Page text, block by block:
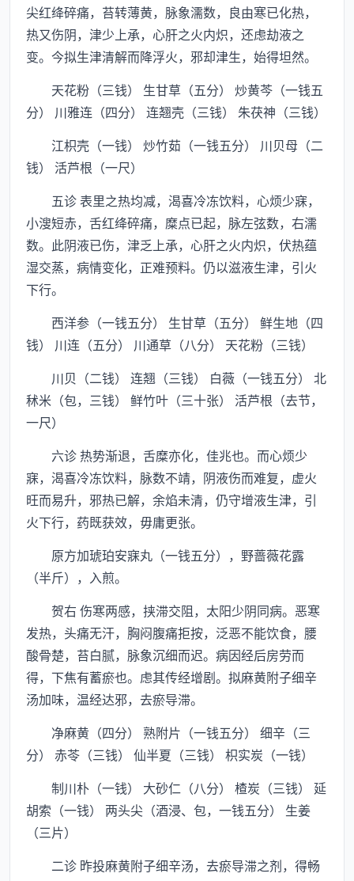
尖红绛碎痛，苔转薄黄，脉象濡数，良由寒已化热，
热又伤阴，津少上承，心肝之火内炽，还虑劫液之
变。今拟生津清解而降浮火，邪却津生，始得坦然。
天花粉（三钱） 生甘草（五分） 炒黄芩（一钱五
分） 川雅连（四分） 连翘壳（三钱） 朱茯神（三钱）
江枳壳（一钱） 炒竹茹（一钱五分） 川贝母（二
钱） 活芦根（一尺）
五诊 表里之热均减，渴喜冷冻饮料，心烦少寐，
小溲短赤，舌红绛碎痛，糜点已起，脉左弦数，右濡
数。此阴液已伤，津乏上承，心肝之火内炽，伏热蕴
湿交蒸，病情变化，正难预料。仍以滋液生津，引火
下行。
西洋参（一钱五分） 生甘草（五分） 鲜生地（四
钱） 川连（五分） 川通草（八分） 天花粉（三钱）
川贝（二钱） 连翘（三钱） 白薇（一钱五分） 北
秫米（包，三钱） 鲜竹叶（三十张） 活芦根（去节，
一尺）
六诊 热势渐退，舌糜亦化，佳兆也。而心烦少
寐，渴喜冷冻饮料，脉数不靖，阴液伤而难复，虚火
旺而易升，邪热已解，余焰未清，仍守增液生津，引
火下行，药既获效，毋庸更张。
原方加琥珀安寐丸（一钱五分），野蔷薇花露
（半斤），入煎。
贺右 伤寒两感，挟滞交阻，太阳少阴同病。恶寒
发热，头痛无汗，胸闷腹痛拒按，泛恶不能饮食，腰
酸骨楚，苔白腻，脉象沉细而迟。病因经后房劳而
得，下焦有蓄瘀也。虑其传经增剧。拟麻黄附子细辛
汤加味，温经达邪，去瘀导滞。
净麻黄（四分） 熟附片（一钱五分） 细辛（三
分） 赤苓（三钱） 仙半夏（三钱） 枳实炭（一钱）
制川朴（一钱） 大砂仁（八分） 楂炭（三钱） 延
胡索（一钱） 两头尖（酒浸、包，一钱五分） 生姜
（三片）
二诊 昨投麻黄附子细辛汤，去瘀导滞之剂，得畅